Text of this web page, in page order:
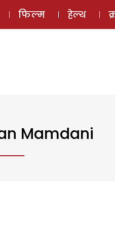
ई-मैगज़ीन
फिल्म हेल्थ
Mamdani